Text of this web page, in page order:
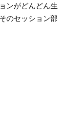
ンがどんどん生
のセッション部